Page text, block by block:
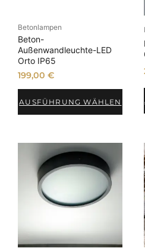
Betonlampen
Beton-
Außenwandleuchte-LED
Orto IP65
199,00€
AUSFÜHRUNG WÄHLEN